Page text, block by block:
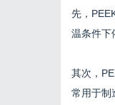
先，
温条件下
其次，
常用于制